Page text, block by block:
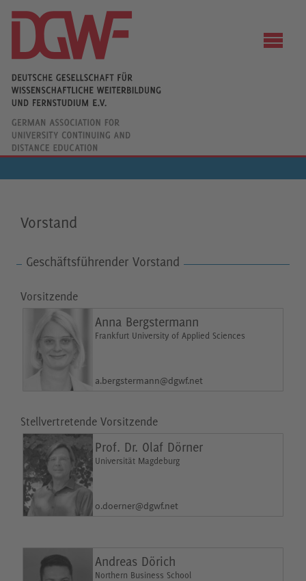
Vorstand
Geschäftsführender Vorstand
Vorsitzende
Anna Bergstermann
Frankfurt University of Applied Sciences
a.bergstermann@dgwf.net
Stellvertretende Vorsitzende
Prof. Dr. Olaf Dörner
Universität Magdeburg
o.doerner@dgwf.net
Andreas Dörich
Northern Business School